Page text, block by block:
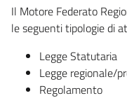
Il Motore Federato
le seguenti tipologie di
Legge Statutaria
Legge regionale/
Regolamento